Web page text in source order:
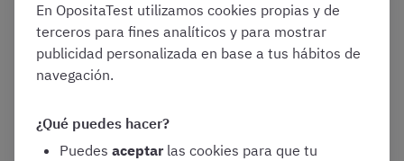
Propiedad
Este proceso selectivo también es uno de los más
conoce lo hace, principalmente, por la amplitud de su
En OpositaTest utilizamos cookies propias y de
terceros para fines analíticos y para mostrar
publicidad personalizada en base a tus hábitos de
navegación.
¿Qué puedes hacer?
Puedes aceptar las cookies para que tu